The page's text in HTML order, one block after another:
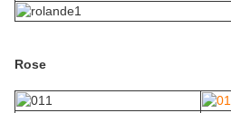
Rose